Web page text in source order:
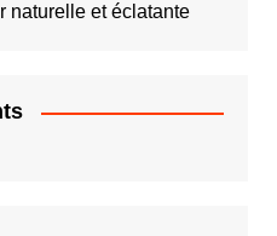
naturelle et éclatante